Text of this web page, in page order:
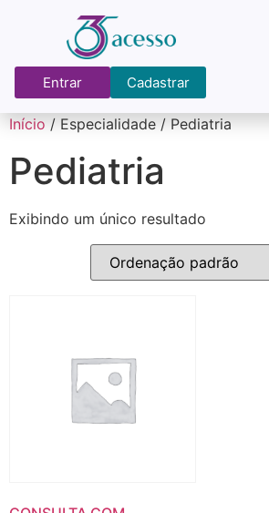
Entrar Cadastrar
Início / Especialidade / Pediatria
Pediatria
Exibindo um único resultado